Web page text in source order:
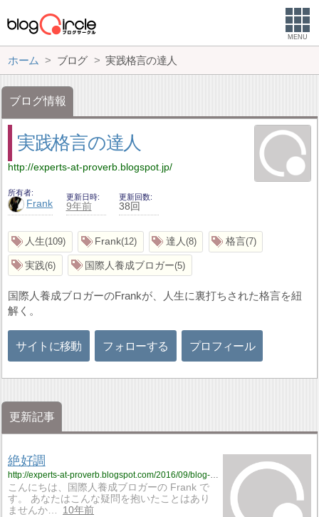
MENU
ホーム ブログ 実践格言の達人
ブログ情報
実践格言の達人
http://experts-at-proverb.blogspot.jp/
所有者
Frank
更新日時
9年前
更新回数
38回
人生 109 Frank 12 達人 8 格言 7
実践 6 国際人養成ブロガー 5
国際人養成ブロガーのFrankが、人生に裏打ちされた格言を紐
解く。
サイトに移動 フォローする プロフィール
更新記事
絶好調
http://experts-at-proverb.blogspot.com/2016/09/blog-post_28.html
こんにちは、国際人養成ブロガーの Frank で
す。 あなたはこんな疑問を抱いたことはあり
ませんか…
10年前